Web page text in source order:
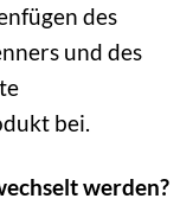
des
und des
bei.
werden?